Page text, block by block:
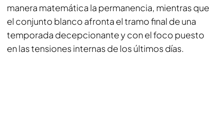
manera matemática la permanencia, mientras que
el conjunto blanco afronta el tramo final de una
temporada decepcionante y con el foco puesto
en las tensiones internas de los últimos días.